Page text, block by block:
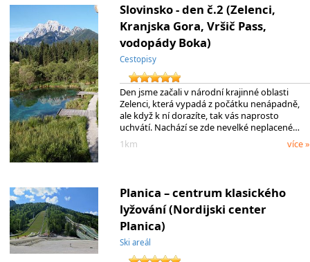
Slovinsko - den č.2 (Zelenci,
Kranjska Gora, Vršič Pass,
vodopády Boka)
Cestopisy
Den jsme začali v národní krajinné oblasti
Zelenci, která vypadá z počátku nenápadně,
ale když k ní dorazíte, tak vás naprosto
uchvátí. Nachází se zde nevelké neplacené…
1km
více »
Planica – centrum klasického
lyžování (Nordijski center
Planica)
Ski areál